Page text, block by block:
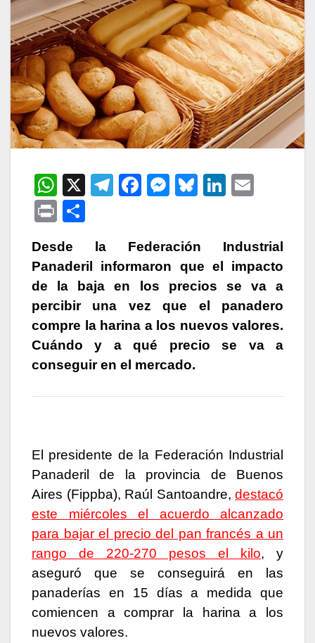
W
h
at
s
A
p
p
X
T
gr
a
m
F
e
b
o
o
k
M
s
e
n
g
er
Bl
s
k
y
Li
e
dI
n
P
nt m
p
ar
tir
Desde la Federación Industrial
Panaderil informaron que el impacto
de la baja en los precios se va a
percibir una vez que el panadero
compre la harina a los nuevos valores.
Cuándo y a qué precio se va a
conseguir en el mercado.
El presidente de la Federación Industrial
Panaderil de la provincia de Buenos
Aires (Fippba), Raúl Santoandre, destacó
este miércoles el acuerdo alcanzado
para bajar el precio del pan francés a un
rango de 220-270 pesos el kilo, y
aseguró que se conseguirá en las
panaderías en 15 días a medida que
comiencen a comprar la harina a los
nuevos valores.